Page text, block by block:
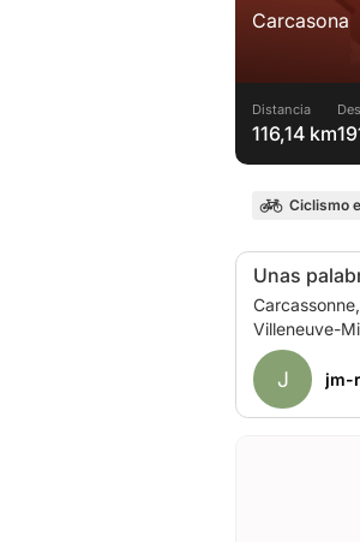
Carcasona
Distancia
116,14 km
Ciclismo
Unas
J jm-